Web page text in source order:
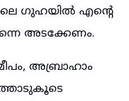
ഗുഹയിൽ എന്റെ
അടക്കേണം.
അബ്രാഹാം